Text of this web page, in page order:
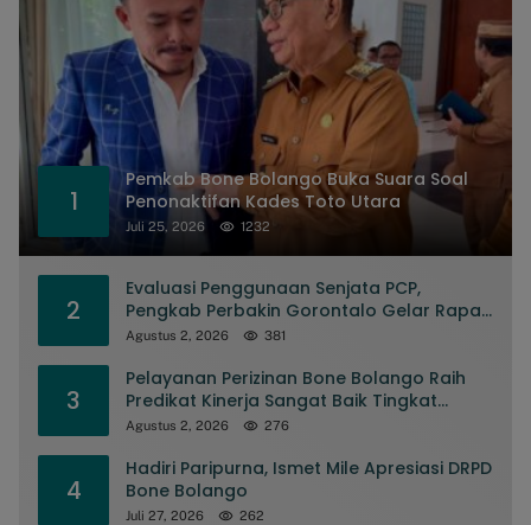
1
Pemkab Bone Bolango Buka Suara Soal
Penonaktifan Kades Toto Utara
Juli 25, 2026 1232
2
Evaluasi Penggunaan Senjata PCP,
Pengkab Perbakin Gorontalo Gelar Rapat
Pengurus
Agustus 2, 2026 381
3
Pelayanan Perizinan Bone Bolango Raih
Predikat Kinerja Sangat Baik Tingkat
Nasional
Agustus 2, 2026 276
4
Hadiri Paripurna, Ismet Mile Apresiasi DRPD
Bone Bolango
Juli 27, 2026 262